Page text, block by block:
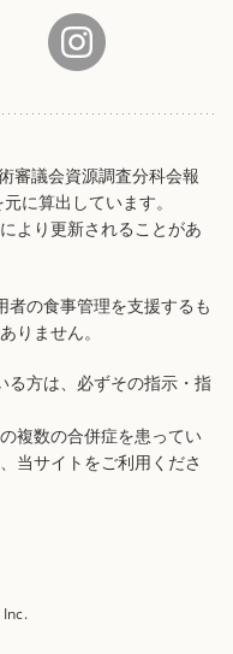
審議会資源調査分科会報
に算出しています。
より更新されることがあ
の食事管理を支援するも
りません。
る方は、必ずその指示・指
複数の合併症を患ってい
当サイトをご利用くださ